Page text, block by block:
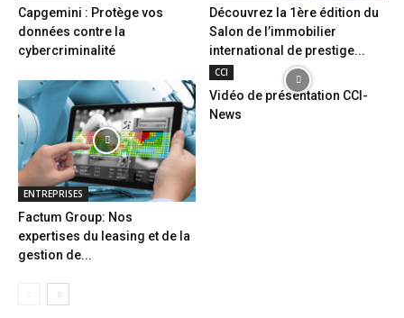
Capgemini : Protège vos
données contre la
cybercriminalité
Découvrez la 1ère édition du
Salon de l’immobilier
international de prestige...
ENTREPRISES
Factum Group: Nos
expertises du leasing et de la
gestion de...
CCI
Vidéo de présentation CCI-
News